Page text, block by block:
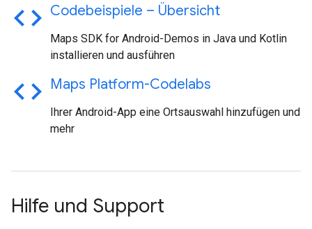
code Codebeispiele – Übersicht
Maps SDK for Android-Demos in Java und Kotlin
installieren und ausführen
code Maps Platform-Codelabs
Ihrer Android-App eine Ortsauswahl hinzufügen und
mehr
Hilfe und Support